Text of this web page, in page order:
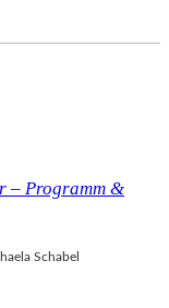
– Programm &
Schabel